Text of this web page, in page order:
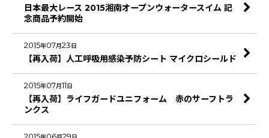
日本最大レース 2015湘南オープンウォータースイム 記
念商品予約開始
2015年07月23 日
【再入荷】人工呼吸用感染予防シート マイクロシールド
2015年07月11 日
【再入荷】ライフガードユニフォーム 赤のサーフトラ
ンクス